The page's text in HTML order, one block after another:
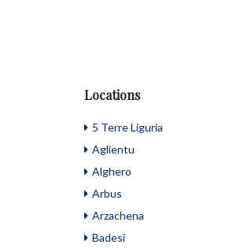
Locations
5 Terre Liguria
Aglientu
Alghero
Arbus
Arzachena
Badesi